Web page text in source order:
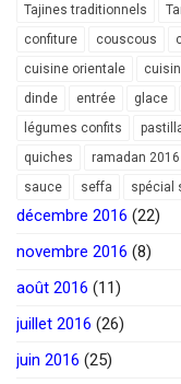
Tajines traditionnels
confiture
couscous
cuisine orientale
dinde
entrée glace
légumes confits
quiches
ramadan 2016
sauce
seffa spécial
décembre 2016 (22)
novembre 2016 (8)
août 2016 (11)
juillet 2016 (26)
juin 2016 (25)